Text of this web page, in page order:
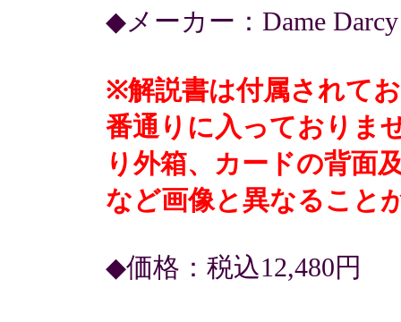
◆メーカー：Dame Darcy
※解説書は付属されて
番通りに入っておりま
り外箱、カードの背面
など画像と異なること
◆価格：税込12,480円